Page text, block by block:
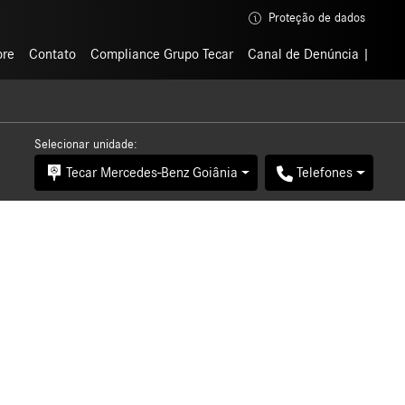
Proteção de dados
Contato Compliance Grupo Tecar Canal de Denúncia
Selecionar unidade:
Tecar Mercedes-Benz Goiânia Telefones
Proteção de dados
Contato Compliance Grupo Tecar Canal de Denúncia